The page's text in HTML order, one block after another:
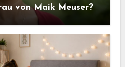
von Maik Meuser?